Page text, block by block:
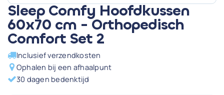
Sleep Comfy Hoofdkussen
60x70 cm - Orthopedisch
Comfort Set 2
Inclusief verzendkosten
Ophalen bij een afhaalpunt
30 dagen bedenktijd